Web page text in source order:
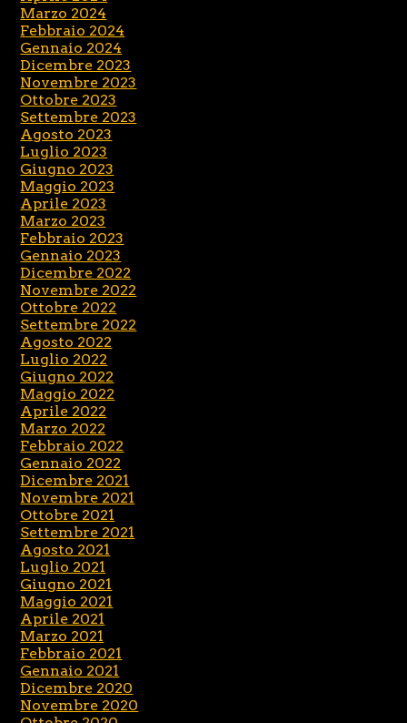
Marzo 2024
Febbraio 2024
Gennaio 2024
Dicembre 2023
Novembre 2023
Ottobre 2023
Settembre 2023
Agosto 2023
Luglio 2023
Giugno 2023
Maggio 2023
Aprile 2023
Marzo 2023
Febbraio 2023
Gennaio 2023
Dicembre 2022
Novembre 2022
Ottobre 2022
Settembre 2022
Agosto 2022
Luglio 2022
Giugno 2022
Maggio 2022
Aprile 2022
Marzo 2022
Febbraio 2022
Gennaio 2022
Dicembre 2021
Novembre 2021
Ottobre 2021
Settembre 2021
Agosto 2021
Luglio 2021
Giugno 2021
Maggio 2021
Aprile 2021
Marzo 2021
Febbraio 2021
Gennaio 2021
Dicembre 2020
Novembre 2020